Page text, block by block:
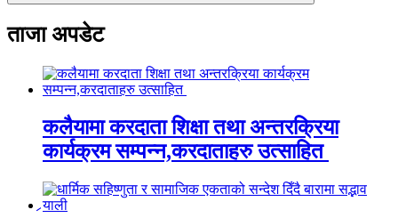
ताजा अपडेट
कलैयामा करदाता शिक्षा तथा अन्तरक्रिया
कार्यक्रम सम्पन्न,करदाताहरु उत्साहित